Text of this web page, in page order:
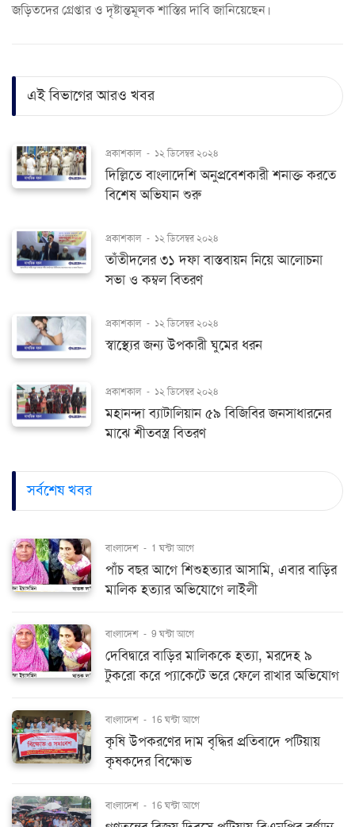
জড়িতদের গ্রেপ্তার ও দৃষ্টান্তমূলক শাস্তির দাবি জানিয়েছেন।
এই বিভাগের আরও খবর
প্রকাশকাল - ১২ ডিসেম্বর ২০২৪
দিল্লিতে বাংলাদেশি অনুপ্রবেশকারী শনাক্ত করতে
বিশেষ অভিযান শুরু
প্রকাশকাল - ১২ ডিসেম্বর ২০২৪
তাঁতীদলের ৩১ দফা বাস্তবায়ন নিয়ে আলোচনা
সভা ও কম্বল বিতরণ
প্রকাশকাল - ১২ ডিসেম্বর ২০২৪
স্বাস্থ্যের জন্য উপকারী ঘুমের ধরন
প্রকাশকাল - ১২ ডিসেম্বর ২০২৪
মহানন্দা ব্যাটালিয়ান ৫৯ বিজিবির জনসাধারনের
মাঝে শীতবস্ত্র বিতরণ
সর্বশেষ খবর
বাংলাদেশ - 1 ঘন্টা আগে
পাঁচ বছর আগে শিশুহত্যার আসামি, এবার বাড়ির
মালিক হত্যার অভিযোগে লাইলী
বাংলাদেশ - 9 ঘন্টা আগে
দেবিদ্বারে বাড়ির মালিককে হত্যা, মরদেহ ৯
টুকরো করে প্যাকেটে ভরে ফেলে রাখার অভিযোগ
বাংলাদেশ - 16 ঘন্টা আগে
কৃষি উপকরণের দাম বৃদ্ধির প্রতিবাদে পটিয়ায়
কৃষকদের বিক্ষোভ
বাংলাদেশ - 16 ঘন্টা আগে